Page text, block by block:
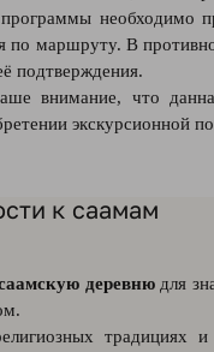
необходимо
по маршруту. В
подтверждения.
внимание, что
экскурсионной
к саамам
деревнюдля
традициях